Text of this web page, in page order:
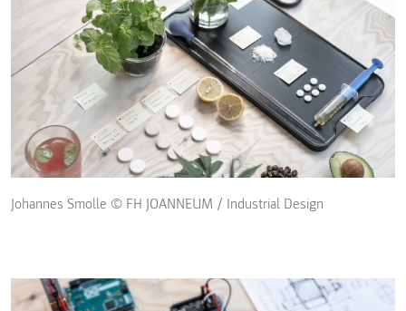
Johannes Smolle © FH JOANNEUM / Industrial Design